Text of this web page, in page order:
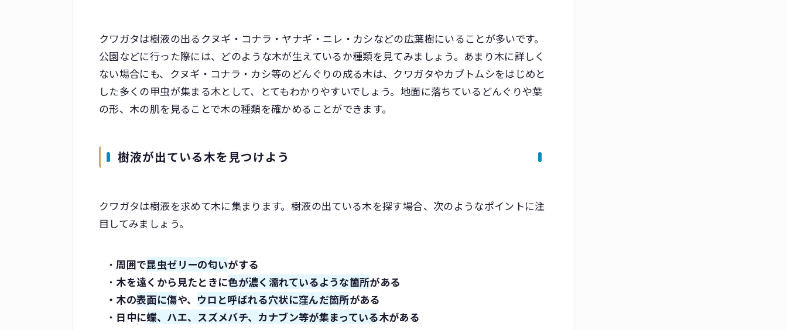
クワガタは樹液の出るクヌギ・コナラ・ヤナギ・ニレ・カシなどの広葉樹にいることが多いです。
公園などに行った際には、どのような木が生えているか種類を見てみましょう。あまり木に詳しく
ない場合にも、クヌギ・コナラ・カシ等のどんぐりの成る木は、クワガタやカブトムシをはじめと
した多くの甲虫が集まる木として、とてもわかりやすいでしょう。地面に落ちているどんぐりや葉
の形、木の肌を見ることで木の種類を確かめることができます。
樹液が出ている木を見つけよう
クワガタは樹液を求めて木に集まります。樹液の出ている木を探す場合、次のようなポイントに注
目してみましょう。
・ 周囲で昆虫ゼリーの匂いがする
・木を遠くから見たときに色が濃く濡れているような箇所がある
・木の表面に傷や、 ウロと呼ばれる穴状に窪んだ箇所がある
・ 日中に蝶、ハエ、スズメバチ、カナブン等が集まっている木がある